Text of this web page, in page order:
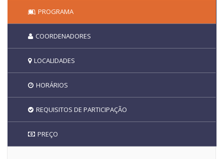
PROGRAMA
COORDENADORES
LOCALIDADES
HORÁRIOS
REQUISITOS DE PARTICIPAÇÃO
PREÇO